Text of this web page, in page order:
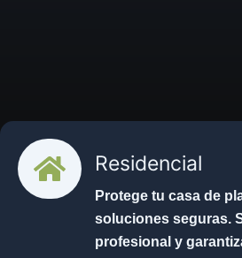
Residencial
Protege tu casa de
soluciones seguras.
profesional y